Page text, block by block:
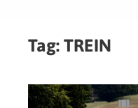
Tag: TREIN